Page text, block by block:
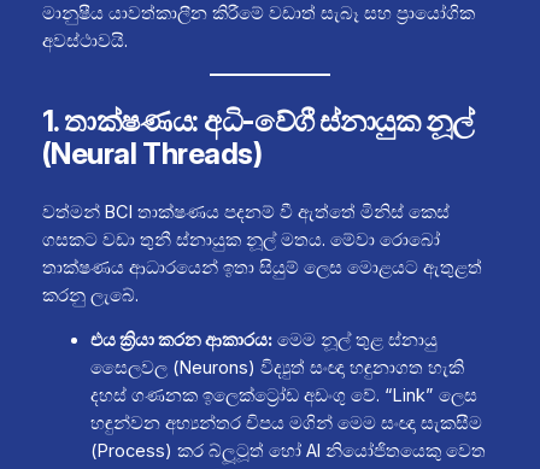
මානුෂීය යාවත්කාලීන කිරීමේ වඩාත් සැබෑ සහ ප්‍රායෝගික
අවස්ථාවයි.
1. තාක්ෂණය: අධි-වේගී ස්නායුක නූල්
(Neural Threads)
වත්මන් BCI තාක්ෂණය පදනම් වී ඇත්තේ මිනිස් කෙස්
ගසකට වඩා තුනී ස්නායුක නූල් මතය. මේවා රොබෝ
තාක්ෂණය ආධාරයෙන් ඉතා සියුම් ලෙස මොළයට ඇතුළත්
කරනු ලැබේ.
එය ක්‍රියා කරන ආකාරය:මෙම නූල් තුළ ස්නායු
සෛලවල (Neurons) විද්‍යුත් සංඥා හඳුනාගත හැකි
දහස් ගණනක ඉලෙක්ට්‍රෝඩ අඩංගු වේ. “Link” ලෙස
හඳුන්වන අභ්‍යන්තර චිපය මගින් මෙම සංඥා සැකසීම
(Process) කර බ්ලූටූත් හෝ AI නියෝජිතයෙකු වෙත